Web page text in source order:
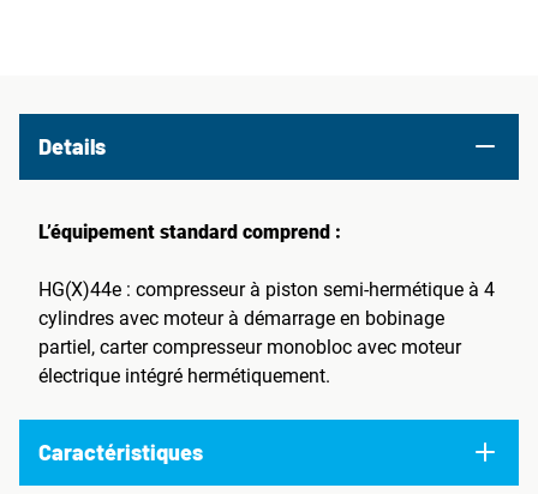
Details
L’équipement standard comprend :
HG(X)44e : compresseur à piston semi-hermétique à 4
cylindres avec moteur à démarrage en bobinage
partiel, carter compresseur monobloc avec moteur
électrique intégré hermétiquement.
Caractéristiques